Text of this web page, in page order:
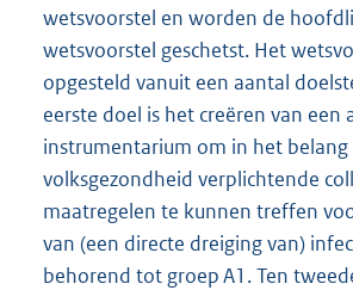
wetsvoorstel en worden de
wetsvoorstel geschetst. Het
opgesteld vanuit een aantal
eerste doel is het creëren van
instrumentarium om in het belang
volksgezondheid verplichtende
maatregelen te kunnen treffen
van (een directe dreiging van)
behorend tot groep A1. Ten